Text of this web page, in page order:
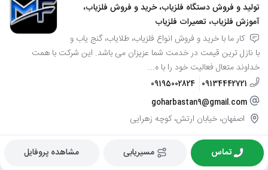
تولید و فروش دستگاه فلزیاب، خرید و فروش فلزیاب،
آموزش فلزیاب، تعمیرات فلزیاب
کار ما با خرید و فروش انواع فلزیاب، طلایاب، گنج یاب و
با نازل ترین قیمت در خدمت شما عزیزان می باشد. این شرکت با همت
خداوند متعال فعالیت خود را با ه...
09134442721
09195002824
goharbastan9@gmail.com
اصفهان، خیابان ارتش، کوچه زهرایی
تماس مسیریابی مشاهده پروفایل